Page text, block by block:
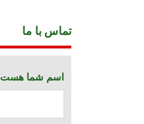
تماس با ما
اسم شما هست